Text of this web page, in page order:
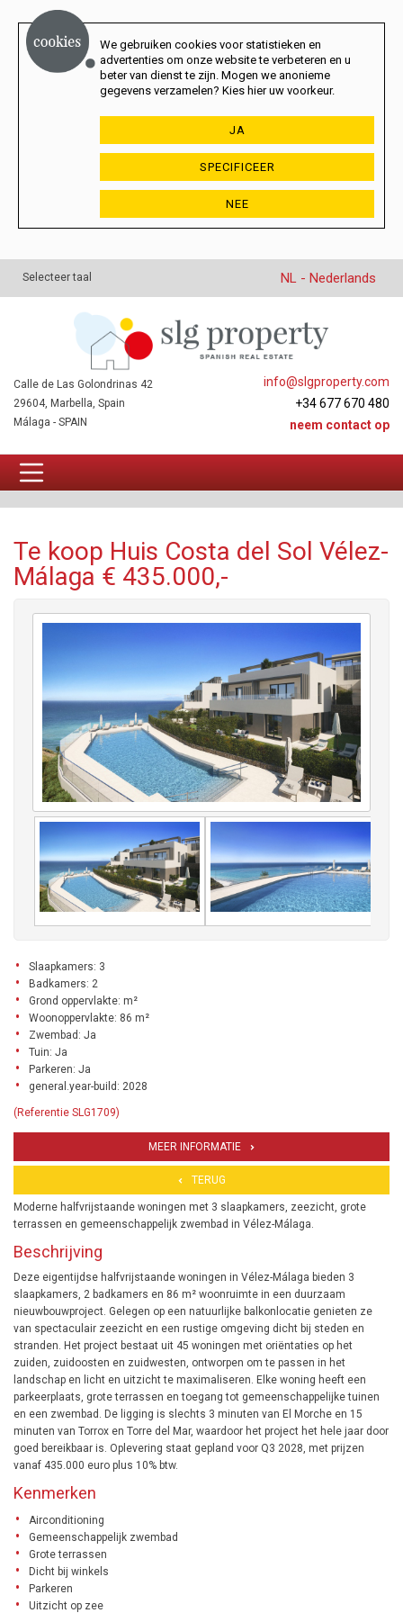
We gebruiken cookies voor statistieken en
advertenties om onze website te verbeteren en u
beter van dienst te zijn. Mogen we anonieme
gegevens verzamelen? Kies hier uw voorkeur.
JA
SPECIFICEER
NEE
Selecteer taal NL - Nederlands
info@slgproperty.com
+34 677 670 480
neem contact op
Calle de Las Golondrinas 42
29604, Marbella, Spain
Málaga - SPAIN
Te koop Huis Costa del Sol Vélez-
Málaga € 435.000,-
Slaapkamers: 3
Badkamers: 2
Grond oppervlakte: m²
Woonoppervlakte: 86 m²
Zwembad: Ja
Tuin: Ja
Parkeren: Ja
general.year-build: 2028
(Referentie SLG1709)
MEER INFORMATIE
TERUG
Moderne halfvrijstaande woningen met 3 slaapkamers, zeezicht, grote
terrassen en gemeenschappelijk zwembad in Vélez-Málaga.
Beschrijving
Deze eigentijdse halfvrijstaande woningen in Vélez-Málaga bieden 3
slaapkamers, 2 badkamers en 86 m² woonruimte in een duurzaam
nieuwbouwproject. Gelegen op een natuurlijke balkonlocatie genieten ze
van spectaculair zeezicht en een rustige omgeving dicht bij steden en
stranden. Het project bestaat uit 45 woningen met oriëntaties op het
zuiden, zuidoosten en zuidwesten, ontworpen om te passen in het
landschap en licht en uitzicht te maximaliseren. Elke woning heeft een
parkeerplaats, grote terrassen en toegang tot gemeenschappelijke tuinen
en een zwembad. De ligging is slechts 3 minuten van El Morche en 15
minuten van Torrox en Torre del Mar, waardoor het project het hele jaar door
goed bereikbaar is. Oplevering staat gepland voor Q3 2028, met prijzen
vanaf 435.000 euro plus 10% btw.
Kenmerken
Airconditioning
Gemeenschappelijk zwembad
Grote terrassen
Dicht bij winkels
Parkeren
Uitzicht op zee